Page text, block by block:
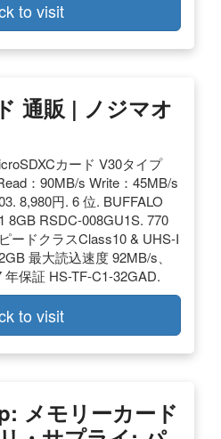
to visit
通販 | ノジマオ
カード V30タイプ
：90MB/s Write：45MB/s
8,980円. 6 位. BUFFALO
8GB RSDC-008GU1S. 770
ードクラスClass10 & UHS-I
最大読込速度 92MB/s、
保証 HS-TF-C1-32GAD.
to visit
メモリーカード